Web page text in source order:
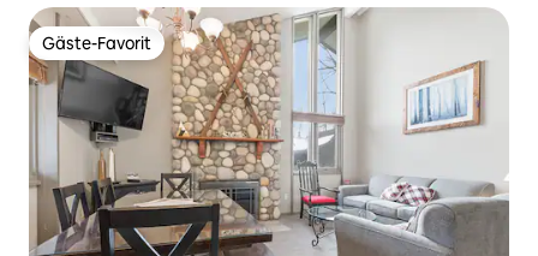
Gäste-Favorit
Gäste-Favorit